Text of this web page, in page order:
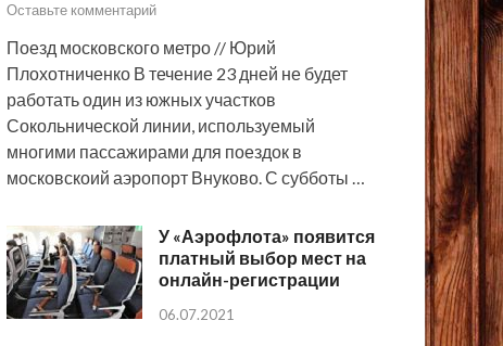
Оставьте комментарий
Поезд московского метро // Юрий
Плохотниченко В течение 23 дней не будет
работать один из южных участков
Сокольнической линии, используемый
многими пассажирами для поездок в
московскоий аэропорт Внуково. С субботы …
У «Аэрофлота» появится
платный выбор мест на
онлайн-регистрации
06.07.2021